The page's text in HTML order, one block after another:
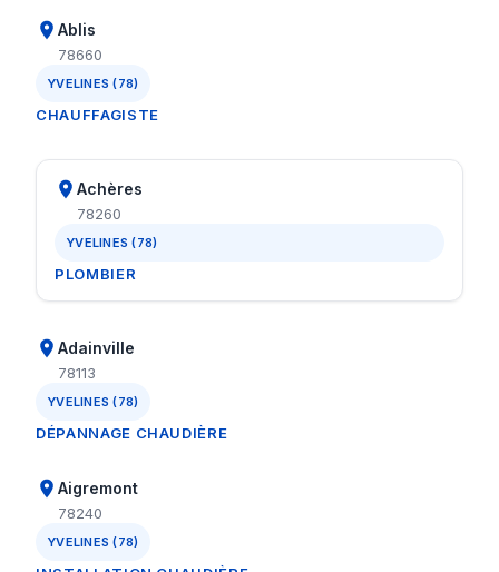
Ablis
78660
YVELINES (78)
CHAUFFAGISTE
Achères
78260
YVELINES (78)
PLOMBIER
Adainville
78113
YVELINES (78)
DÉPANNAGE CHAUDIÈRE
Aigremont
78240
YVELINES (78)